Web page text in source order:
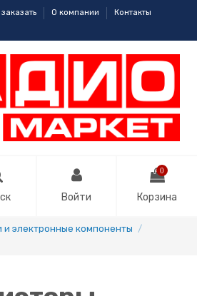
заказать О компании
Контакты
Войти
0
Корзина
электронные компоненты